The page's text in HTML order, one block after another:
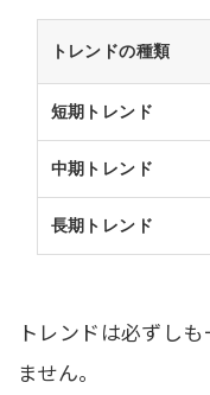
トレンドの種類
短期トレンド
中期トレンド
長期トレンド
トレンドは必ずし
ません。